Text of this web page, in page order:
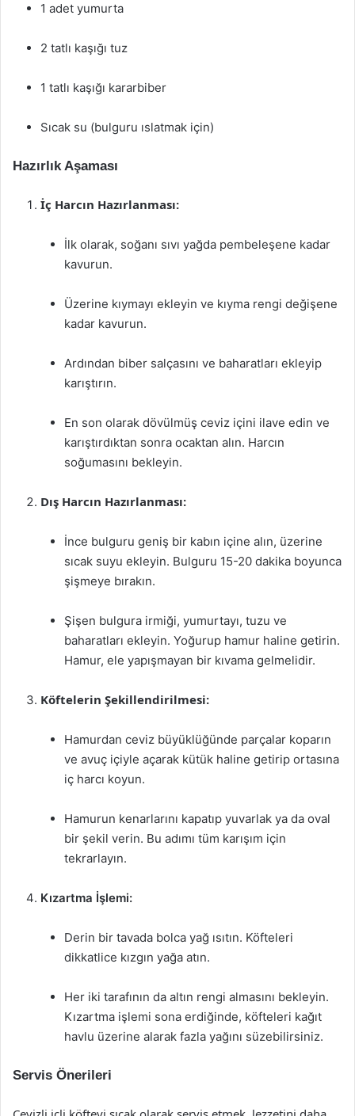
1 adet yumurta
2 tatlı kaşığı tuz
1 tatlı kaşığı kararbiber
Sıcak su (bulguru ıslatmak için)
Hazırlık Aşaması
İç Harcın Hazırlanması:
İlk olarak, soğanı sıvı yağda pembeleşene kadar
kavurun.
Üzerine kıymayı ekleyin ve kıyma rengi değişene
kadar kavurun.
Ardından biber salçasını ve baharatları ekleyip
karıştırın.
En son olarak dövülmüş ceviz içini ilave edin ve
karıştırdıktan sonra ocaktan alın. Harcın
soğumasını bekleyin.
Dış Harcın Hazırlanması:
İnce bulguru geniş bir kabın içine alın, üzerine
sıcak suyu ekleyin. Bulguru 15-20 dakika boyunca
şişmeye bırakın.
Şişen bulgura irmiği, yumurtayı, tuzu ve
baharatları ekleyin. Yoğurup hamur haline getirin.
Hamur, ele yapışmayan bir kıvama gelmelidir.
Köftelerin Şekillendirilmesi:
Hamurdan ceviz büyüklüğünde parçalar koparın
ve avuç içiyle açarak kütük haline getirip ortasına
iç harcı koyun.
Hamurun kenarlarını kapatıp yuvarlak ya da oval
bir şekil verin. Bu adımı tüm karışım için
tekrarlayın.
Kızartma İşlemi:
Derin bir tavada bolca yağ ısıtın. Köfteleri
dikkatlice kızgın yağa atın.
Her iki tarafının da altın rengi almasını bekleyin.
Kızartma işlemi sona erdiğinde, köfteleri kağıt
havlu üzerine alarak fazla yağını süzebilirsiniz.
Servis Önerileri